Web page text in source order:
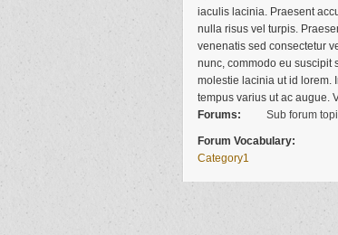
iaculis lacinia. Praesent
nulla risus vel turpis.
venenatis sed consectetur
nunc, commodo eu suscipit
molestie lacinia ut id lorem.
tempus varius ut ac augue.
Forums:
Sub forum
Forum Vocabulary:
Category1